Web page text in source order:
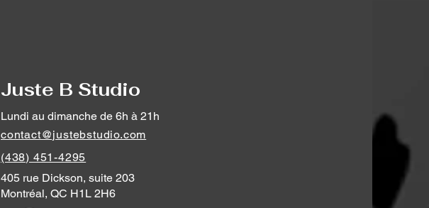
Juste B Studio
Lundi au dimanche de 6h à 21h
contact@justebstudio.com
(438) 451-4295
405 rue Dickson, suite 203
Montréal, QC H1L 2H6